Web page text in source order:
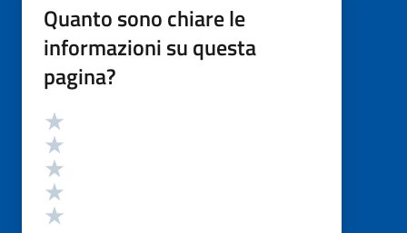
Quanto sono chiare le
informazioni su questa
pagina?
Valutazione